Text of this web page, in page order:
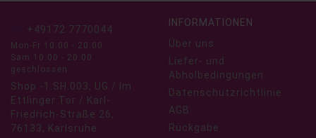
+49172 7770044
Mon-Fr 10:00 - 20:00
Sam 10:00 - 20:00
geschlossen
Shop -1.SH.003, UG / Im
Ettlinger Tor / Karl-
Friedrich-Straße 26,
76133, Karlsruhe
INFORMATIONEN
Über uns
Liefer- und
Abholbedingungen
Datenschutzrichtlinie
AGB
Rückgabe